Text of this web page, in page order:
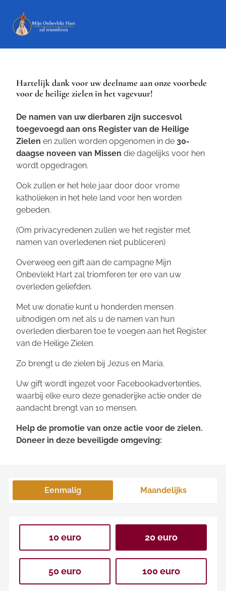
Hartelijk dank voor uw deelname aan onze voorbede
voor de heilige zielen in het vagevuur!
De namen van uw dierbaren zijn succesvol
toegevoegd aan ons Register van de Heilige
Zielen en zullen worden opgenomen in de 30-
daagse noveen van Missen die dagelijks voor hen
wordt opgedragen.
Ook zullen er het hele jaar door door vrome
katholieken in het hele land voor hen worden
gebeden.
(Om privacyredenen zullen we het register met
namen van overledenen niet publiceren)
Overweeg een gift aan de campagne Mijn
Onbevlekt Hart zal triomferen ter ere van uw
overleden geliefden.
Met uw donatie kunt u honderden mensen
uitnodigen om net als u de namen van hun
overleden dierbaren toe te voegen aan het Register
van de Heilige Zielen.
Zo brengt u de zielen bij Jezus en Maria.
Uw gift wordt ingezet voor Facebookadvertenties,
waarbij elke euro deze genaderijke actie onder de
aandacht brengt van 10 mensen.
Help de promotie van onze actie voor de zielen.
Doneer in deze beveiligde omgeving:
Eenmalig Maandelijks
10 euro 20 euro
50 euro 100 euro